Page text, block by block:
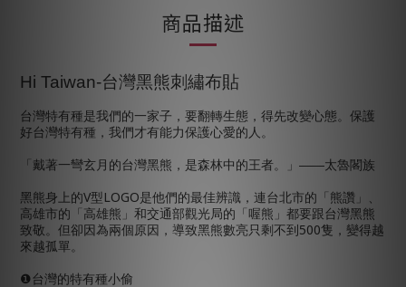
商品描述
Hi Taiwan-台灣黑熊刺繡布貼
台灣特有種是我們的一家子，要翻轉生態，得先改變心態。保護
好台灣特有種，我們才有能力保護心愛的人。
「戴著一彎玄月的台灣黑熊，是森林中的王者。」——太魯閣族
黑熊身上的V型LOGO是他們的最佳辨識，連台北市的「熊讚」、
高雄市的「高雄熊」和交通部觀光局的「喔熊」都要跟台灣黑熊
致敬。但卻因為兩個原因，導致黑熊數亮只剩不到 500隻，變得越
來越孤單。
❶ 台灣的特有種小偷